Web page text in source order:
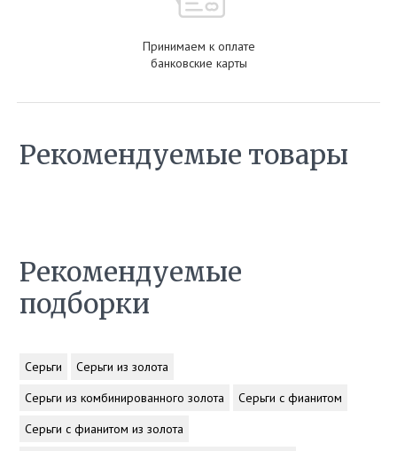
Принимаем к оплате
банковские карты
Рекомендуемые товары
Рекомендуемые
подборки
Серьги
Серьги из золота
Серьги из комбинированного золота
Серьги с фианитом
Серьги с фианитом из золота